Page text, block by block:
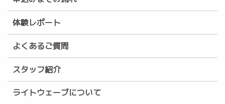
体験レポート
よくあるご質問
スタッフ紹介
ライトウェーブについて